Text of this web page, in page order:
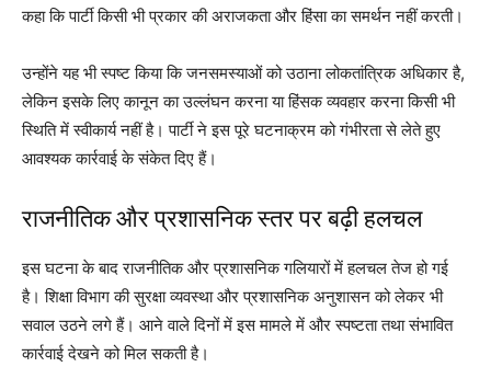
कहा कि पार्टी किसी भी प्रकार की अराजकता और हिंसा का समर्थन नहीं करती।
उन्होंने यह भी स्पष्ट किया कि जनसमस्याओं को उठाना लोकतांत्रिक अधिकार है,
लेकिन इसके लिए कानून का उल्लंघन करना या हिंसक व्यवहार करना किसी भी
स्थिति में स्वीकार्य नहीं है। पार्टी ने इस पूरे घटनाक्रम को गंभीरता से लेते हुए
आवश्यक कार्रवाई के संकेत दिए हैं।
राजनीतिक और प्रशासनिक स्तर पर बढ़ी हलचल
इस घटना के बाद राजनीतिक और प्रशासनिक गलियारों में हलचल तेज हो गई
है। शिक्षा विभाग की सुरक्षा व्यवस्था और प्रशासनिक अनुशासन को लेकर भी
सवाल उठने लगे हैं। आने वाले दिनों में इस मामले में और स्पष्टता तथा संभावित
कार्रवाई देखने को मिल सकती है।